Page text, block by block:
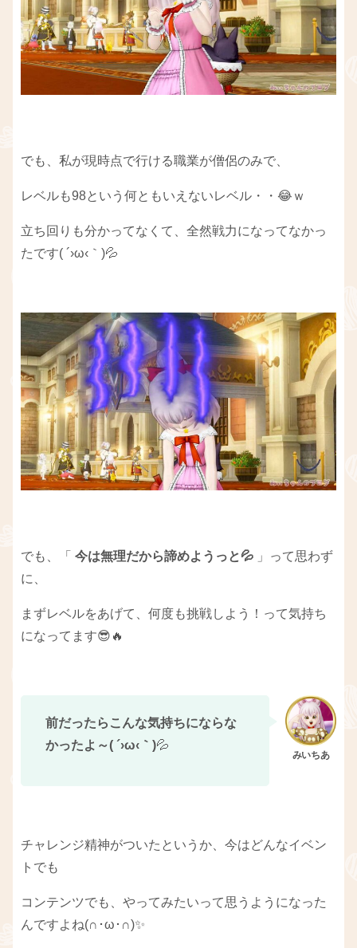
でも、私が現時点で行ける職業が僧侶のみで、
レベルも98という何ともいえないレベル・・😂ｗ
立ち回りも分かってなくて、全然戦力になってなかっ
たです( ´›ω‹｀)💦
でも、「 今は無理だから諦めようっと💦 」って思わず
に、
まずレベルをあげて、何度も挑戦しよう！って気持ち
になってます😎🔥
前だったらこんな気持ちにならな
かったよ～( ´›ω‹｀)💦
チャレンジ精神がついたというか、今はどんなイベン
トでも
コンテンツでも、やってみたいって思うようになった
んですよね(∩･ω･∩)✨